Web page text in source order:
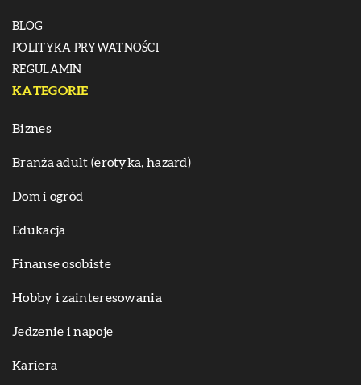
BLOG
POLITYKA PRYWATNOŚCI
REGULAMIN
KATEGORIE
Biznes
Branża adult (erotyka, hazard)
Dom i ogród
Edukacja
Finanse osobiste
Hobby i zainteresowania
Jedzenie i napoje
Kariera